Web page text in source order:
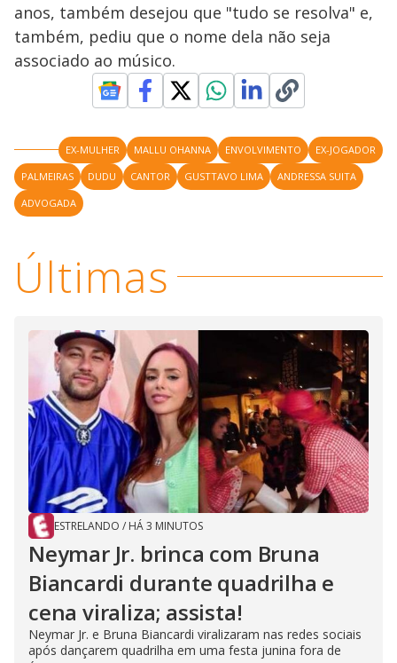
anos, também desejou que "tudo se resolva" e,
também, pediu que o nome dela não seja
associado ao músico.
EX-MULHER MALLU OHANNA ENVOLVIMENTO
EX-JOGADOR
PALMEIRAS
DUDU CANTOR GUSTTAVO LIMA
ANDRESSA SUITA
ADVOGADA
Últimas
ESTRELANDO / HÁ 3 MINUTOS
Neymar Jr. brinca com Bruna
Biancardi durante quadrilha e
cena viraliza; assista!
Neymar Jr. e Bruna Biancardi viralizaram nas redes sociais
após dançarem quadrilha em uma festa junina fora de